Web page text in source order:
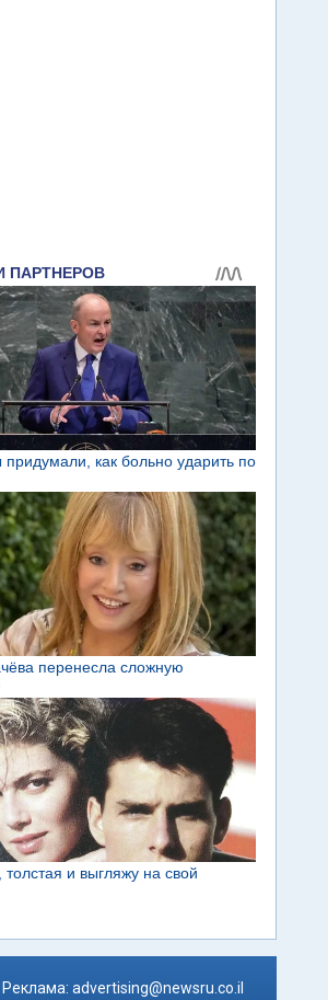
Реклама: advertising@newsru.co.il